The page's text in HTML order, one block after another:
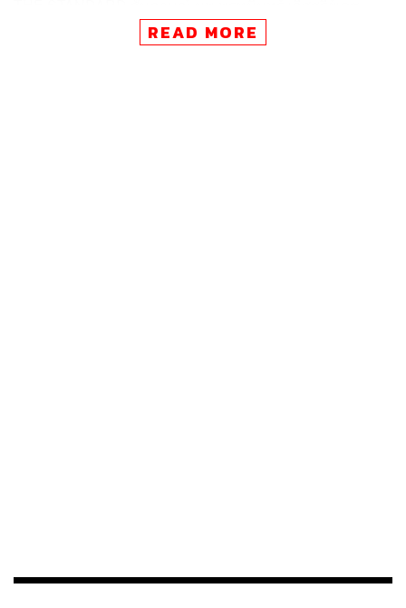
เลขาธิการนายกรัฐมนตรีทักษิณ ชินวัตร ก่อนถูกรัฐประหาร
19 กันยา 2549, เลขาธิการนายกรัฐมนตรีเศรษฐา ทวีสิน
เครดิตความน่าเชื่อถือของพรรคเพื่อไทยยังเหลืออยู่
READ MORE